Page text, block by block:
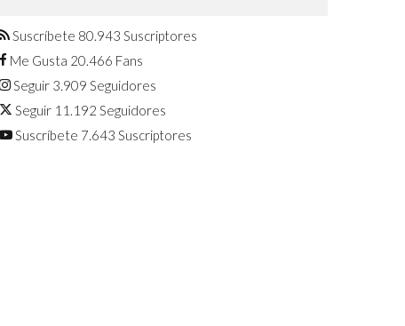
agosto
Suscríbete 80.943 Suscriptores
Me Gusta 20.466 Fans
Seguir 3.909 Seguidores
Seguir 11.192 Seguidores
Suscríbete 7.643 Suscriptores